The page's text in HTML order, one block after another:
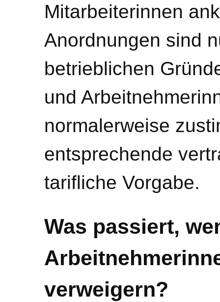
Mitarbeiterinnen
Anordnungen sind
betrieblichen
und
normalerweise
entsprechende
tarifliche Vorgabe.
Was passiert,
verweigern?